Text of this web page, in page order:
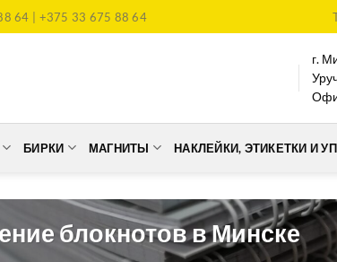
64 | +375 33 675 88 64
г.
БИРКИ МАГНИТЫ НАКЛЕЙКИ, ЭТИКЕТКИ И
блокнотов в Минске